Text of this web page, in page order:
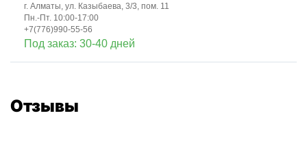
г. Алматы, ул. Казыбаева, 3/3, пом. 11
Пн.-Пт. 10:00-17:00
+7(776)990-55-56
Под заказ: 30-40 дней
Отзывы